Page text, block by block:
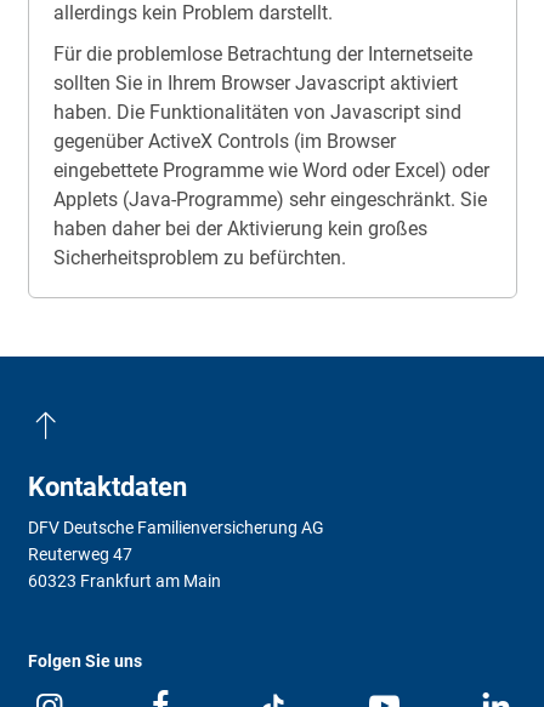
allerdings kein Problem darstellt.
Für die problemlose Betrachtung der Internetseite
sollten Sie in Ihrem Browser Javascript aktiviert
haben. Die Funktionalitäten von Javascript sind
gegenüber ActiveX Controls (im Browser
eingebettete Programme wie Word oder Excel) oder
Applets (Java-Programme) sehr eingeschränkt. Sie
haben daher bei der Aktivierung kein großes
Sicherheitsproblem zu befürchten.
Kontaktdaten
DFV Deutsche Familienversicherung AG
Reuterweg 47
60323 Frankfurt am Main
Folgen Sie uns